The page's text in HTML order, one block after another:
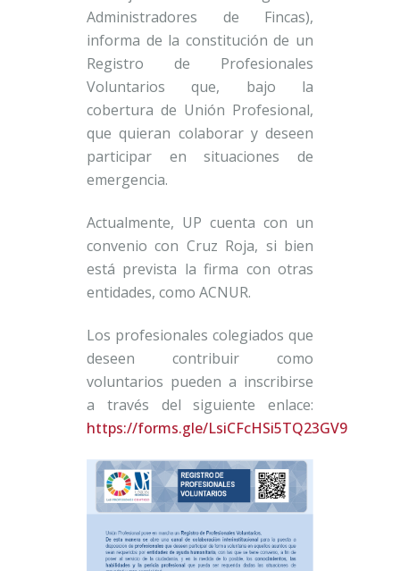
Administradores de Fincas),
informa de la constitución de un
Registro de Profesionales
Voluntarios que, bajo la
cobertura de Unión Profesional,
que quieran colaborar y deseen
participar en situaciones de
emergencia.
Actualmente, UP cuenta con un
convenio con Cruz Roja, si bien
está prevista la firma con otras
entidades, como ACNUR.
Los profesionales colegiados que
deseen contribuir como
voluntarios pueden a inscribirse
a través del siguiente enlace:
https://forms.gle/LsiCFcHSi5TQ23GV9